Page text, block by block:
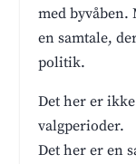
med byvåben.
en samtale,
politik.
Det her er
valgperioder.
Det her er en